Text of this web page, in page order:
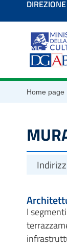
contenuto
Home page
I